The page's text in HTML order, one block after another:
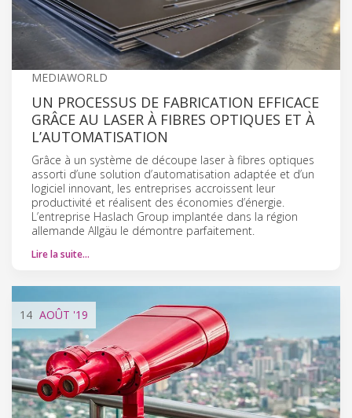
MEDIAWORLD
UN PROCESSUS DE FABRICATION EFFICACE
GRÂCE AU LASER À FIBRES OPTIQUES ET À
L’AUTOMATISATION
Grâce à un système de découpe laser à fibres optiques
assorti d’une solution d’automatisation adaptée et d’un
logiciel innovant, les entreprises accroissent leur
productivité et réalisent des économies d’énergie.
L’entreprise Haslach Group implantée dans la région
allemande Allgäu le démontre parfaitement.
Lire la suite…
14 AOÛT '19